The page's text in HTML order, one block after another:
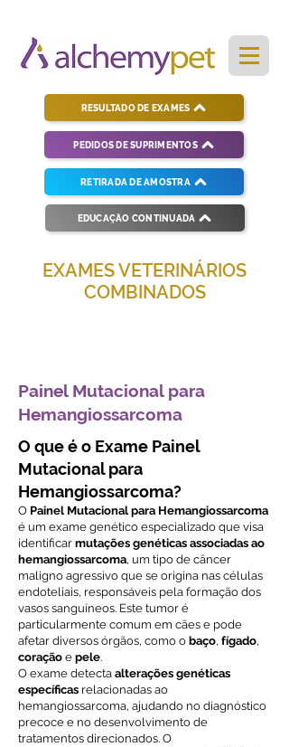
PEDIDOS DE SUPRIMENTOS
RESULTADO DE EXAMES
RETIRADA DE AMOSTRA
EDUCAÇÃO CONTINUADA
EXAMES VETERINÁRIOS
COMBINADOS
Painel Mutacional para
Hemangiossarcoma
O que é o Exame Painel
Mutacional para
Hemangiossarcoma?
O Painel Mutacional para Hemangiossarcoma
é um exame genético especializado que visa
identificar mutações genéticas associadas ao
hemangiossarcoma, um tipo de câncer
maligno agressivo que se origina nas células
endoteliais, responsáveis pela formação dos
vasos sanguíneos. Este tumor é
particularmente comum em cães e pode
afetar diversos órgãos, como o baço, fígado,
coração e pele.
O exame detecta alterações genéticas
específicas relacionadas ao
hemangiossarcoma, ajudando no diagnóstico
precoce e no desenvolvimento de
tratamentos direcionados. O